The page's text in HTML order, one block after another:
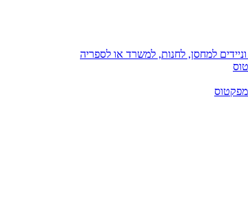
למחסן, לחנות, למשרד או לספריה